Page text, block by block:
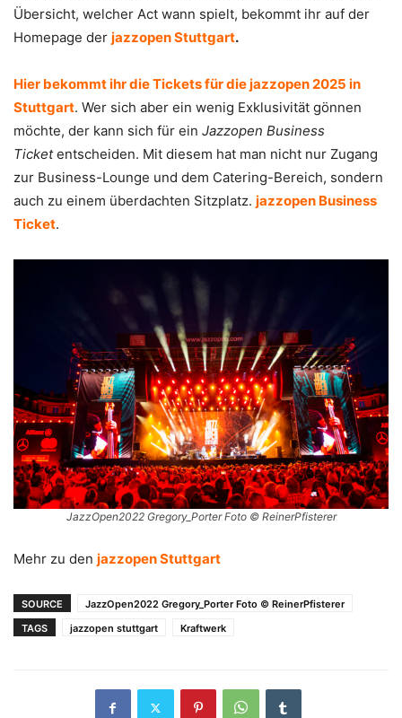
Übersicht, welcher Act wann spielt, bekommt ihr auf der
Homepage der jazzopen Stuttgart.
Hier bekommt ihr die Tickets für die jazzopen 2025 in
Stuttgart. Wer sich aber ein wenig Exklusivität gönnen
möchte, der kann sich für ein Jazzopen Business
Ticketentscheiden. Mit diesem hat man nicht nur Zugang
zur Business-Lounge und dem Catering-Bereich, sondern
auch zu einem überdachten Sitzplatz. jazzopen Business
Ticket.
JazzOpen2022 Gregory_Porter Foto © ReinerPfisterer
Mehr zu den jazzopen Stuttgart
SOURCE
JazzOpen2022 Gregory_Porter Foto © ReinerPfisterer
TAGS
jazzopen stuttgart Kraftwerk